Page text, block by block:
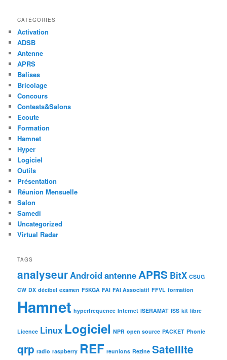
CATÉGORIES
Activation
ADSB
Antenne
APRS
Balises
Bricolage
Concours
Contests&Salons
Ecoute
Formation
Hamnet
Hyper
Logiciel
Outils
Présentation
Réunion Mensuelle
Salon
Samedi
Uncategorized
Virtual Radar
TAGS
analyseurAndroidantenneAPRS BitX CSUG
CW DX décibel examen F5KGA FAI FAI Associatif FFVL formation
Hamnet hyperfrequence Internet ISERAMAT ISS kit libre
Licence Linux Logiciel NPR open source PACKET Phonie
qrp radio raspberry REF reunions Rezine Satellite